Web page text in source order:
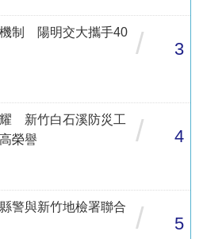
制 陽明交大攜手40
/ 3
新竹白石溪防災工
榮譽
/ 4
警與新竹地檢署聯合
/ 5